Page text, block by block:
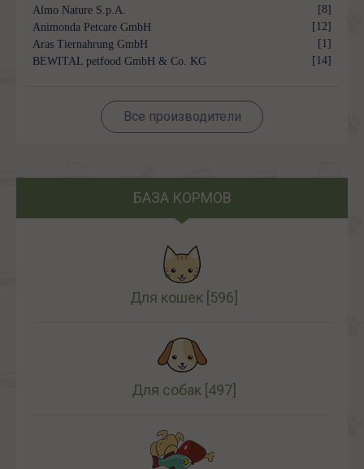
Almo Nature S.p.A.
[8]
Animonda Petcare GmbH
[12]
Aras Tiernahrung GmbH
[1]
BEWITAL petfood GmbH & Co. KG
[14]
Все производители
БАЗА КОРМОВ
Для кошек [596]
Для собак [497]